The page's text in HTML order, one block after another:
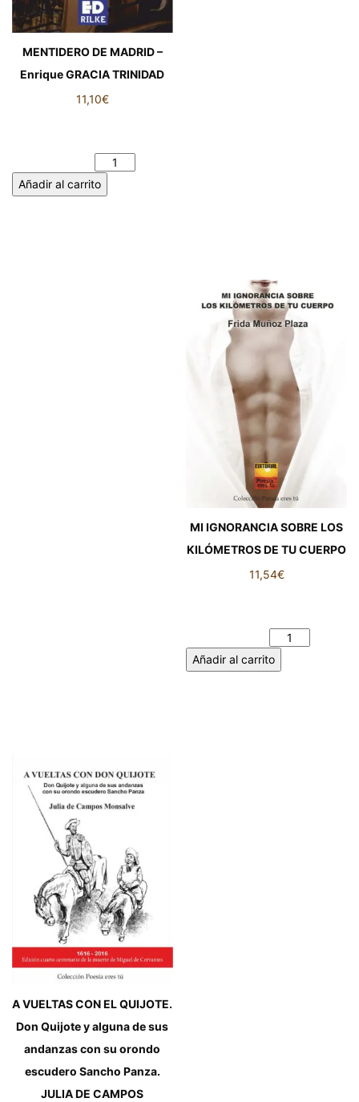
MENTIDERO DE MADRID –
Enrique GRACIA TRINIDAD
11,10€
Añadir al carrito
MI IGNORANCIA SOBRE LOS
KILÓMETROS DE TU CUERPO
11,54€
Añadir al carrito
A VUELTAS CON EL QUIJOTE.
Don Quijote y alguna de sus
andanzas con su orondo
escudero Sancho Panza.
JULIA DE CAMPOS